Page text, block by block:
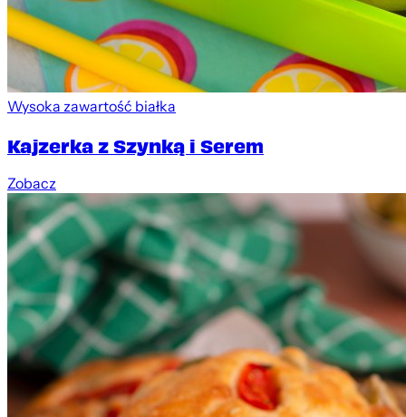
Wysoka zawartość białka
Kajzerka z Szynką i Serem
Zobacz